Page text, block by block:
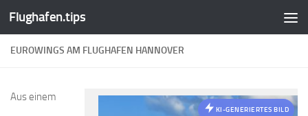
Zum Inhalt springen
Flughafen.tips
EUROWINGS AM FLUGHAFEN HANNOVER
KI-GENERIERTES BILD
Aus einem